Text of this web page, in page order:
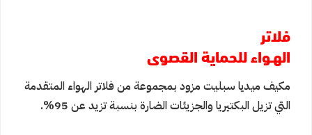
فلاتر
الهـواء للحماية القصوى
مكيف ميديا سبليت مزود بمجموعة من فلاتر الهواء المتقدمة
التي تزيل البكتيريا والجزيئات الضارة بنسبة تزيد عن 95%.